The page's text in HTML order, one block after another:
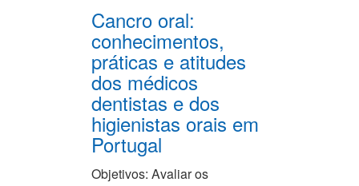
Cancro oral:
conhecimentos,
práticas e atitudes
dos médicos
dentistas e dos
higienistas orais em
Portugal
Objetivos: Avaliar os